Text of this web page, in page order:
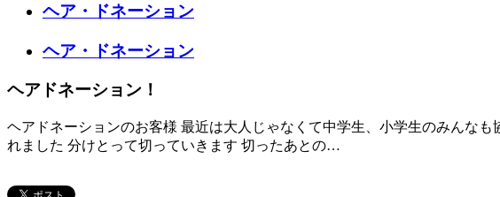
ヘア・ドネーション
ヘア・ドネーション
ヘアドネーション！
ヘアドネーションのお客様 最近は大人じゃなくて中学生、小学生のみんな
れました 分けとって切っていきます 切ったあとの…